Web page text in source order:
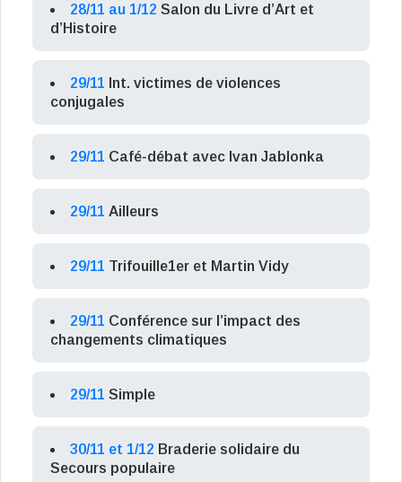
28/11 au 1/12 Salon du Livre d’Art et
d’Histoire
29/11 Int. victimes de violences
conjugales
29/11 Café-débat avec Ivan Jablonka
29/11 Ailleurs
29/11 Trifouille1er et Martin Vidy
29/11 Conférence sur l’impact des
changements climatiques
29/11 Simple
30/11 et 1/12 Braderie solidaire du
Secours populaire